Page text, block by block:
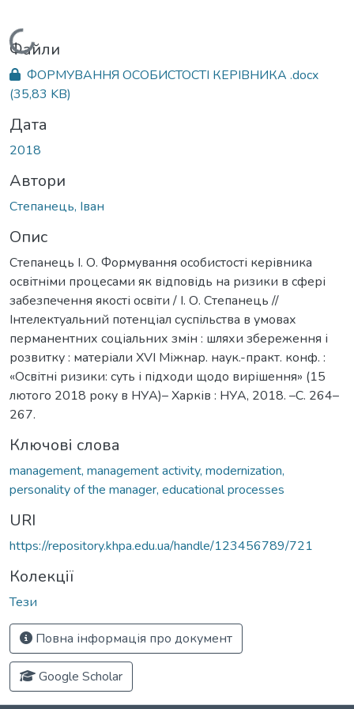
Вантажиться...
Файли
ФОРМУВАННЯ ОСОБИСТОСТІ КЕРІВНИКА .docx
(35,83 KB)
Дата
2018
Автори
Степанець, Іван
Опис
Степанець І. О. Формування особистості керівника
освітніми процесами як відповідь на ризики в сфері
забезпечення якості освіти / І. О. Степанець //
Інтелектуальний потенціал суспільства в умовах
перманентних соціальних змін : шляхи збереження і
розвитку : матеріали XVI Міжнар. наук.-практ. конф. :
«Освітні ризики: суть і підходи щодо вирішення» (15
лютого 2018 року в НУА)– Харків : НУА, 2018. –С. 264–
267.
Ключові слова
management, management activity, modernization,
personality of the manager, educational processes
URI
https://repository.khpa.edu.ua/handle/123456789/721
Колекції
Тези
Повна інформація про документ
Google Scholar